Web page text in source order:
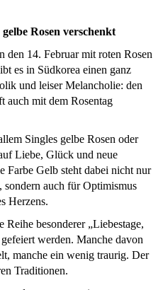
Rosen verschenkt
den 14. Februar mit roten Rosen
es in Südkorea einen ganz
und leiser Melancholie: den
mit dem Rosentag
Singles gelbe Rosen oder
Liebe, Glück und neue
Farbe Gelb steht dabei nicht nur
auch für Optimismus
Herzens.
Reihe besonderer „Liebestage,
werden. Manche davon
manche ein wenig traurig. Der
Traditionen.